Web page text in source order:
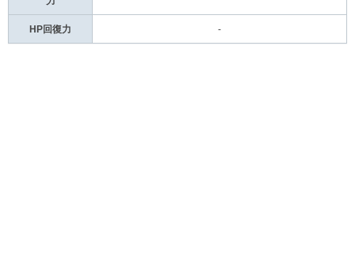
HP回復力 -